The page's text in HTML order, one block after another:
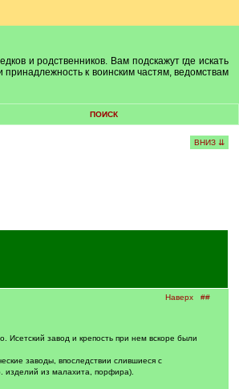
и родственников. Вам подскажут где искать
к воинским частям, ведомствам
ПОИСК
ВНИЗ ⇊
Наверх ##
Исетский завод и крепость при нем вскоре были
заводы, впоследствии слившиеся с
изделий из малахита, порфира).